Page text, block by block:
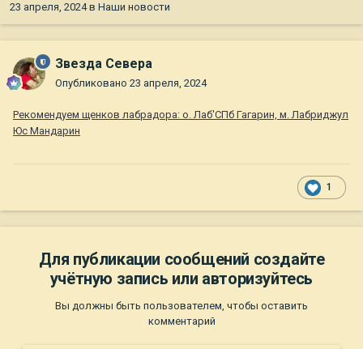
23 апреля, 2024в Наши новости
Звезда Севера
Опубликовано 23 апреля, 2024
Рекомендуем щенков лабрадора: о. Лаб'СПб Гагарин, м. Лабриджул
Юс Мандарин
1
Для публикации сообщений создайте
учётную запись или авторизуйтесь
Вы должны быть пользователем, чтобы оставить
комментарий